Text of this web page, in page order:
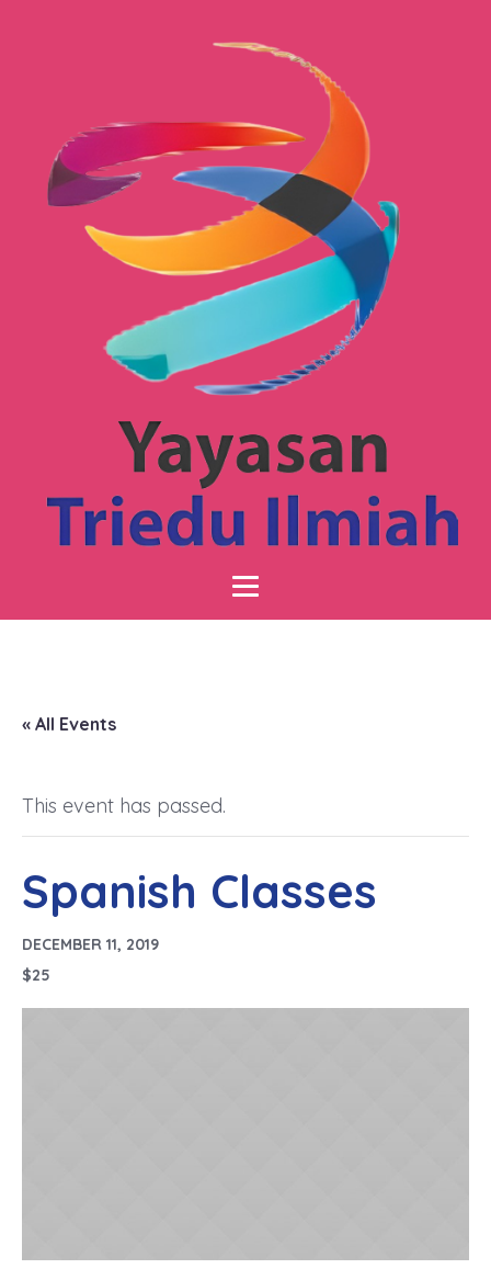
« All Events
This event has passed.
Spanish Classes
DECEMBER 11, 2019
$25